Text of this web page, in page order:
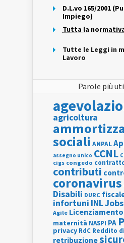
D.L.vo 165/2001
Impiego)
Tutta la normativa
Tutte le Leggi in
Lavoro
Parole più
agricoltura
sociali ANPAL
assegno unico CCNL
cigs congedo
contributi
coronavirus
Disabili DURC
infortuni INL
Agile Licenziamento
maternità NASPI PA
privacy RdC Reddito
retribuzione